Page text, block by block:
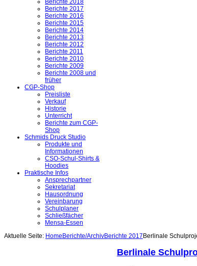
Berichte 2018
Berichte 2017
Berichte 2016
Berichte 2015
Berichte 2014
Berichte 2013
Berichte 2012
Berichte 2011
Berichte 2010
Berichte 2009
Berichte 2008 und
früher
CGP-Shop
Preisliste
Verkauf
Historie
Unterricht
Berichte zum CGP-
Shop
Schmids Druck Studio
Produkte und
Informationen
CSO-Schul-Shirts &
Hoodies
Praktische Infos
Ansprechpartner
Sekretariat
Hausordnung
Vereinbarung
Schulplaner
Schließfächer
Mensa-Essen
Aktuelle Seite: Home Berichte/ArchivBerichte 2017 Berlinale
Berlinale